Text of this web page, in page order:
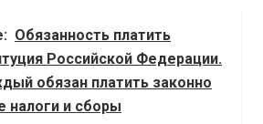
Обязанность платить
Российской Федерации.
обязан платить законно
налоги и сборы